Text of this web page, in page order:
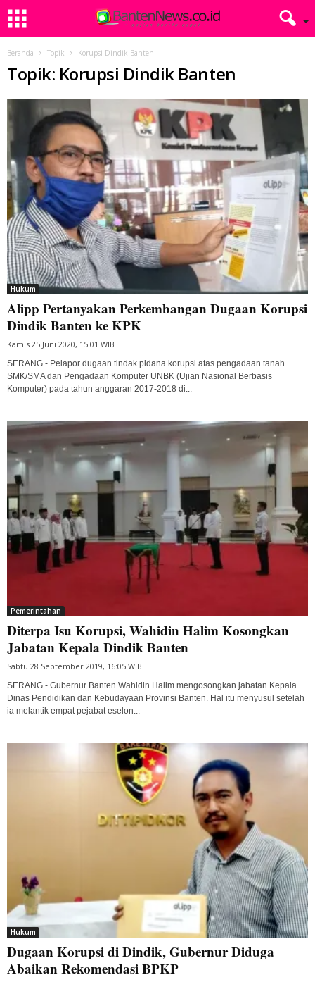
Beranda Topik Korupsi Dindik Banten
Topik: Korupsi Dindik Banten
Hukum
Alipp Pertanyakan Perkembangan Dugaan Korupsi
Dindik Banten ke KPK
Kamis 25 Juni 2020, 15:01 WIB
SERANG - Pelapor dugaan tindak pidana korupsi atas pengadaan tanah
SMK/SMA dan Pengadaan Komputer UNBK (Ujian Nasional Berbasis
Komputer) pada tahun anggaran 2017-2018 di...
Pemerintahan
Diterpa Isu Korupsi, Wahidin Halim Kosongkan
Jabatan Kepala Dindik Banten
Sabtu 28 September 2019, 16:05 WIB
SERANG - Gubernur Banten Wahidin Halim mengosongkan jabatan Kepala
Dinas Pendidikan dan Kebudayaan Provinsi Banten. Hal itu menyusul setelah
ia melantik empat pejabat eselon...
Hukum
Dugaan Korupsi di Dindik, Gubernur Diduga
Abaikan Rekomendasi BPKP